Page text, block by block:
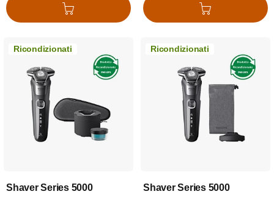
Aggiungi al carrello Aggiungi al carrello
Ricondizionati
Shaver Series 5000
Ricondizionati
Shaver Series 5000